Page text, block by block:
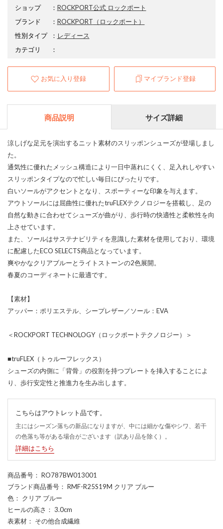
ショップ ： ROCKPORT公式 ロックポート
ブランド
： ROCKPORT （ロックポート）
性別タイプ
： レディース
カテゴリ
：
お気に入り登録 マイブランド登録
商品説明 サイズ詳細
涼しげな足元を演出するニット素材のスリッポンシューズが登場しまし
た。
通気性に優れたメッシュ構造により一日中蒸れにくく、足入れしやすい
スリッポンタイプなので忙しい毎日にぴったりです。
白いソールがアクセントとなり、スポーティーな印象を与えます。
アウトソールには屈曲性に優れたtruFLEXテクノロジーを搭載し、足の
自然な動きに合わせてシューズが曲がり、歩行時の快適性と柔軟性を向
上させています。
また、ソールはサステナビリティを意識した素材を使用しており、環境
に配慮したECO SELECTS商品となっています。
爽やかなクリアブルーとライトストーンの2色展開。
春夏のコーディネートに最適です。
【素材】
アッパー：ポリエステル、シープレザー／ソール：EVA
＜ROCKPORT TECHNOLOGY（ロックポートテクノロジー）＞
■truFLEX（トゥルーフレックス）
シューズの内側に「背骨」の役割を持つプレートを挿入することによ
り、歩行安定性と推進力を生み出します。
こちらはアウトレット品です。
主にはシーズン落ちの新品になりますが、中には細かな傷やシワ、若干
の色落ち等がある場合がございます（訳あり品を除く）。
詳細はこちら
商品番号 ： RO787BW013001
ブランド商品番号 ： RMF-R25S19M クリア ブルー
色 ： クリア ブルー
ヒールの高さ ： 3.0cm
表素材 ： その他合成繊維